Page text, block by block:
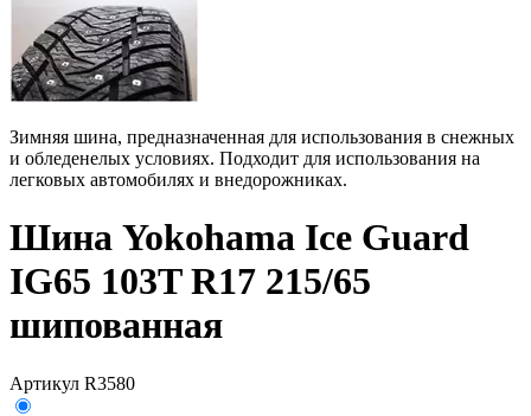
Зимняя шина, предназначенная для использования в снежных
и обледенелых условиях. Подходит для использования на
легковых автомобилях и внедорожниках.
Шина Yokohama Ice Guard
IG65 103T R17 215/65
шипованная
Артикул R3580